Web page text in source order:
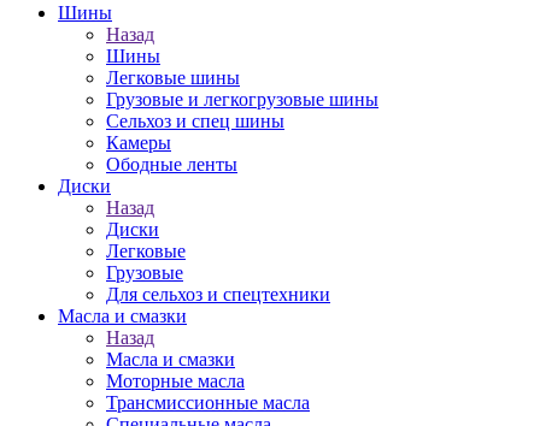
Шины
Назад
Шины
Легковые шины
Грузовые и легкогрузовые шины
Сельхоз и спец шины
Камеры
Ободные ленты
Диски
Назад
Диски
Легковые
Грузовые
Для сельхоз и спецтехники
Масла и смазки
Назад
Масла и смазки
Моторные масла
Трансмиссионные масла